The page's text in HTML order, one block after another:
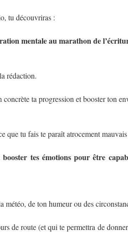
tu découvriras :
mentale au marathon de
rédaction.
ta progression et booster ton
que tu fais te paraît atrocement
tes émotions pour être
de ton humeur ou des
de route (et qui te permettra de